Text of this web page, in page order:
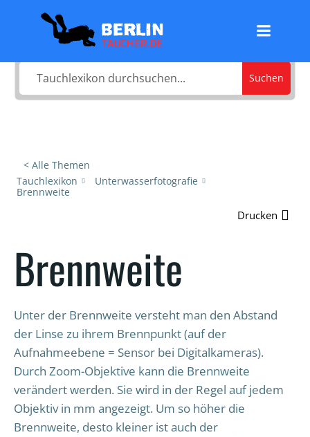
Inhalt
springen
Was sucht du?
Suchen
< Alle Themen
Tauchlexikon
Unterwasserfotografie
Brennweite
Drucken
Brennweite
Unter der Brennweite versteht man den Abstand
der Linse zu ihrem Brennpunkt (auf der
Aufnahmeebene = Sensor bei Digitalkameras).
Durch Zoom-Objektive kann die Brennweite
verändert werden. Sie wird in der Regel auf jedem
Objektiv in mm angezeigt. Um so höher die
Brennweite, desto kleiner ist auch der